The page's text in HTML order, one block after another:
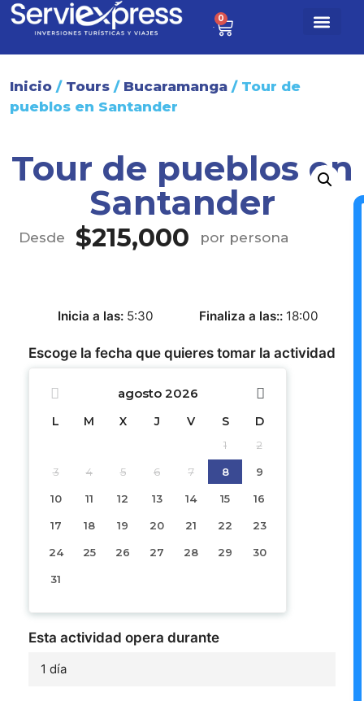
0
Inicio / Tours / Bucaramanga / Tour de
pueblos en Santander
Tour de pueblos en
Santander
Desde $215,000 por persona
Inicia a las 5:30 Finaliza a las: 18:00
Escoge la fecha que quieres tomar la actividad
agosto 2026
L M X J V S D
1 2
3 4 5 6 7 8 9
10 11 12 13 14 15 16
17 18 19 20 21 22 23
24 25 26 27 28 29 30
31
Esta actividad opera durante
1 día